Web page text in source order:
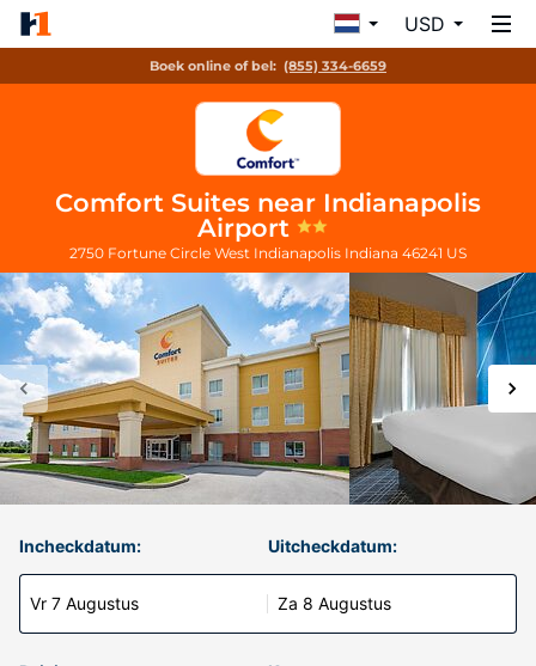
USD
Boek online of bel: (855) 334-6659
Comfort Suites near Indianapolis
Airport
2750 Fortune Circle West Indianapolis Indiana 46241 US
Incheckdatum:
Vr 7 Augustus
Uitcheckdatum:
Za 8 Augustus